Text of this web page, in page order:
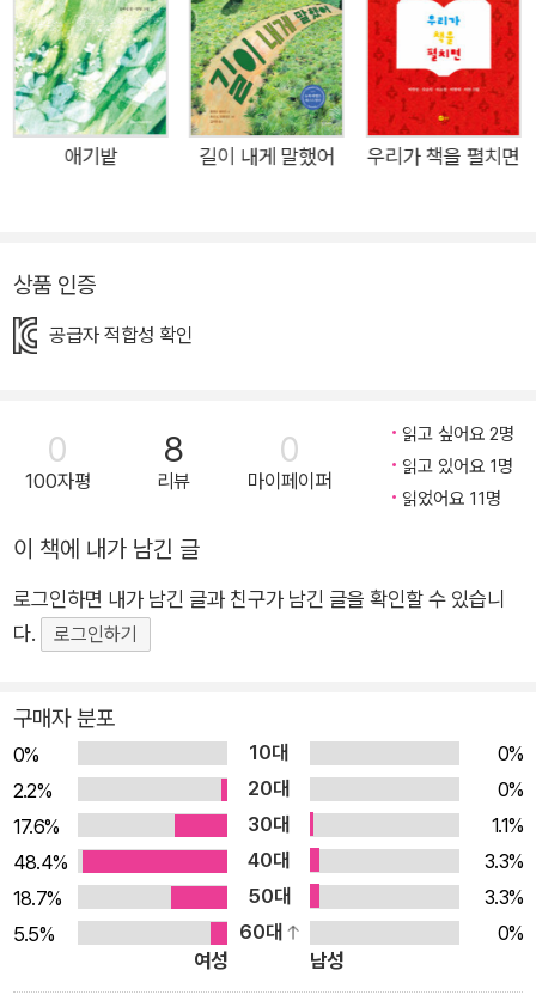
상점을 지나 작업실로 향합니다. ‘나’는 화가입니다. 어떤 날은 춤
을 추듯 경쾌하게 작업이 진행되기도 하고 어떤 날은 막막해서 그
만 그리고 싶은 날도 있습니다. 다른 사람들에게도 그런 날이 있
을까요? ■ 세상의 모든 ‘하루’와, 하루하루가 쌓여 만들어 갈 ‘미
래’에 보내는 깊은 공감과 따뜻한 응원 잔잔한 듯 흐르다가 마음
혜진 작가는 자신의 그림이 책으로 나올 수 있을지 모르는 상황에
서 꾸준히 그림을 그렸습니다. 그 그림들은 어느새 하나의 이야기
을까요? 때로는 막막하고, 때로는 외로운 시간을 보내며 작가는
끈질기게 작업했습니다. 그 결과 《하루》에 담긴 사람들과 거리
풍경에는 개성과 살아 있는 생명력이 넘칩니다. 페이지마다 각자
의 하루를 보내고 있는 우리들과 우리 삶의 공간이 생생하게 담겨
자연스럽게 가지게 됩니다. 빼곡한 거리의 모습에 비해 혼자만의
작업실은 고독하고 외로울 때도 있습니다. 그림이 막힘없이 그려
니까요. 반복되는 일상이 늘 순탄하게만 흘러 주지 않는 건 우리
모두 마찬가지겠지요. 그럴 때, 주인공은 거리로 나가서 사람들을
둘러보고 서점에 들러 멋진 책을 만납니다. 소박하지만 의미 있는
환기가 이뤄지면 돌아와 한 장, 또 한 장…… 다시 열심히 그림을
그리고, 하루가 저물어 가지요. 누구에게나 시작의 시간이 있듯이
그 힘든 ‘처음’의 과정을 치열하게 그려나간 기록 《하루》는 한 개
인의 이야기이기도 하지만 어쩌면 우리 모두의 이야기이기도 합
막 장을 넘기면 알 수 있습니다. 뒤표지 가득한 그림들 옆에 깨알
애기밭 길이 내게 말했어 우리가 책을 펼치면
상품 인증
공급자 적합성 확인
0
100자평
8
리뷰
0
마이페이퍼
읽고 싶어요 2명
읽고 있어요 1명
읽었어요 11명
이 책에 내가 남긴 글
로그인하면 내가 남긴 글과 친구가 남긴 글을 확인할 수 있습니
다.
로그인하기
구매자 분포
0% 10대
0%
2.2%
20대
0%
17.6%
30대
1.1%
48.4%
40대
3.3%
18.7%
50대
3.3%
5.5%
60대
0%
여성
남성